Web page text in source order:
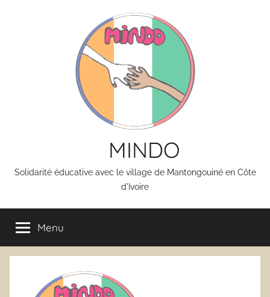
MINDO
Solidarité éducative avec le village de Mantongouiné en Côte
d'Ivoire
Menu